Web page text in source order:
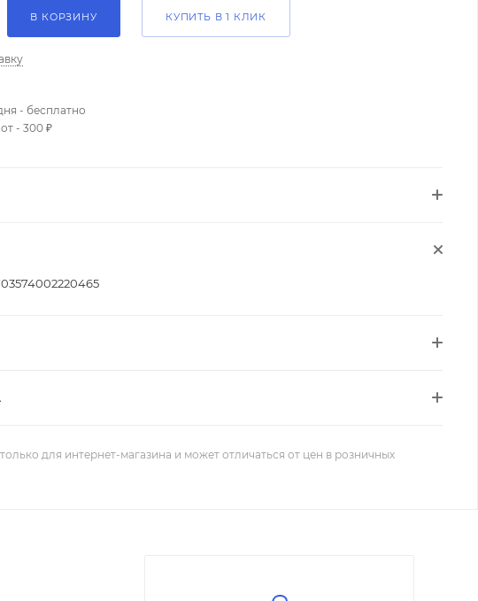
В КОРЗИНУ КУПИТЬ В 1 КЛИК
- бесплатно
- 300 ₽
для интернет-магазина и может отличаться от цен в розничных